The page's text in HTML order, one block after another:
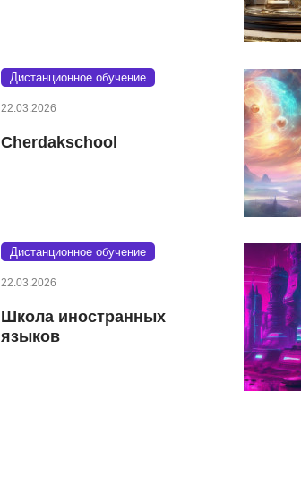
Дистанционное обучение
22.03.2026
Cherdakschool
Дистанционное обучение
22.03.2026
Школа иностранных
языков